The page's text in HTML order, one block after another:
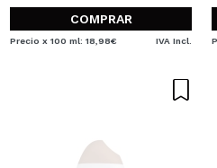
COMPRAR
Precio x 100 ml: 18,98€ IVA Incl.